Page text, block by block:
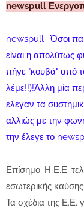
newspull
newspull : Όσοι
είναι η απολύτως
πήγε "κουβά" από
λέμε!!)!Άλλη μία
έλεγαν τα
αλλιώς με την
την έλεγε το
Επίσημο: Η Ε.Ε.
εσωτερικής
Τα σχέδια της Ε.Ε.